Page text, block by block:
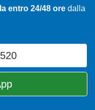
entro 24/48 oredalla